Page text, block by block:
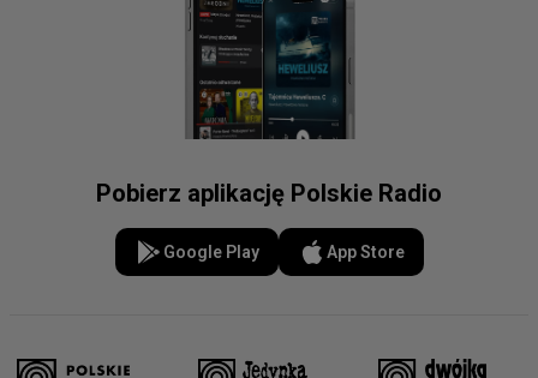
Pobierz aplikację Polskie Radio
Google Play App Store